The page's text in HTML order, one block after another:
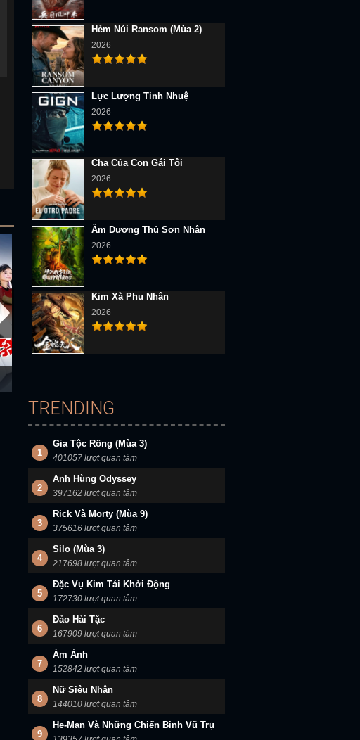
Full HD Vietsub
Hẻm Núi Ransom (Mùa 2)
2026
Lực Lượng Tinh Nhuệ
2026
Cha Của Con Gái Tôi
2026
Âm Dương Thủ Sơn Nhân
2026
Kim Xà Phu Nhân
2026
TRENDING
1
Gia Tộc Rồng (Mùa 3)
401057 lượt quan tâm
2
Anh Hùng Odyssey
397162 lượt quan tâm
3
Rick Và Morty (Mùa 9)
375616 lượt quan tâm
4
Silo (Mùa 3)
217698 lượt quan tâm
5
Đặc Vụ Kim Tái Khởi Động
172730 lượt quan tâm
6
Đảo Hải Tặc
167909 lượt quan tâm
7
Ám Ảnh
152842 lượt quan tâm
8
Nữ Siêu Nhân
144010 lượt quan tâm
9
He-Man Và Những Chiến Binh Vũ Trụ